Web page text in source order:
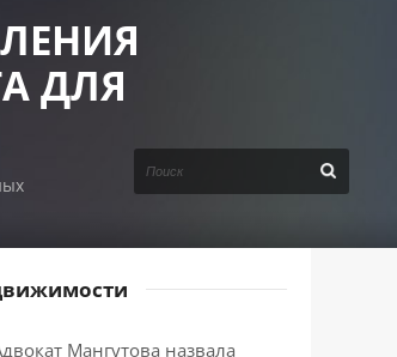
ДЛЯ
Мангутова назвала